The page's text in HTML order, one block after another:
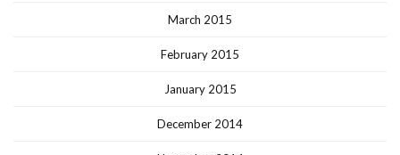
March 2015
February 2015
January 2015
December 2014